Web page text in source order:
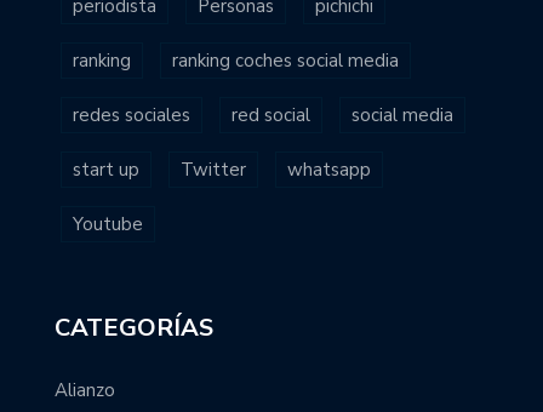
periodista Personas pichichi
ranking ranking coches social media
redes sociales red social social media
start up Twitter whatsapp
Youtube
CATEGORÍAS
Alianzo